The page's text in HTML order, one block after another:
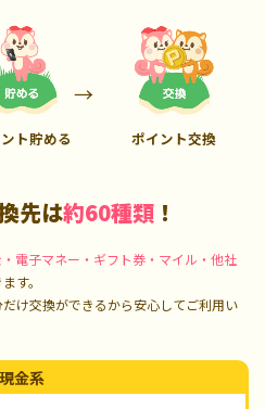
ト貯める ポイント交換
先は約60種類 ！
電子マネー・ギフト券・マイル・他社
す。
だけ交換ができるから安心してご利用い
現金系